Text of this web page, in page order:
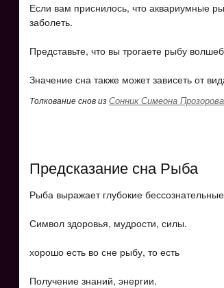
Если вам приснилось, что аквариумные
заболеть.
Представьте, что вы трогаете рыбу
Значение сна также может зависеть от
Толкование снов изСонник Симеона Прозорова
Предсказание сна Рыба
Рыба выражает глубокие
Символ здоровья, мудрости, силы.
хорошо есть во сне рыбу, то есть
Получение знаний, энергии.